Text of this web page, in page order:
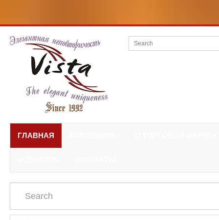
ГЛАВНАЯ